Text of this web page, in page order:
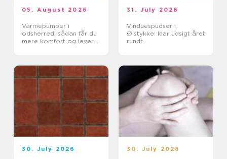
05. August 2026
Varmepumper i
odsherred: sådan får du
mere komfort og lavere
31. July 2026
Vinduespudser i
Ølstykke: klar udsigt året
rundt
30. July 2026 30. July 2026